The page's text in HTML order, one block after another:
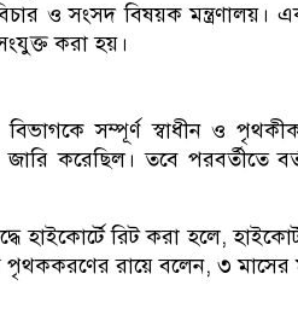
ও সংসদ বিষয়ক মন্ত্রণালয়।
করা হয়।
বিভাগকে সম্পূর্ণ স্বাধীন ও
করেছিল। তবে পরবর্তীতে
হাইকোর্টে রিট করা হলে,
পৃথককরণের রায়ে বলেন, ৩ মাসের